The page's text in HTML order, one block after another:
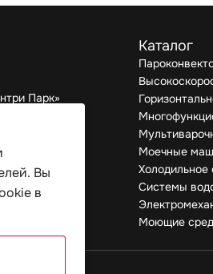
Парк»
Каталог
Моечные
Холодильное
Системы
Моющие
Вы
в